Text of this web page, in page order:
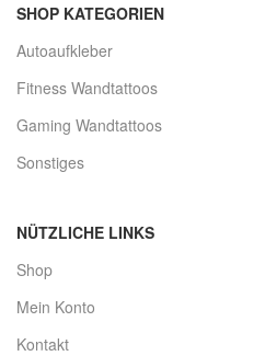
SHOP KATEGORIEN
Autoaufkleber
Fitness Wandtattoos
Gaming Wandtattoos
Sonstiges
NÜTZLICHE LINKS
Shop
Mein Konto
Kontakt